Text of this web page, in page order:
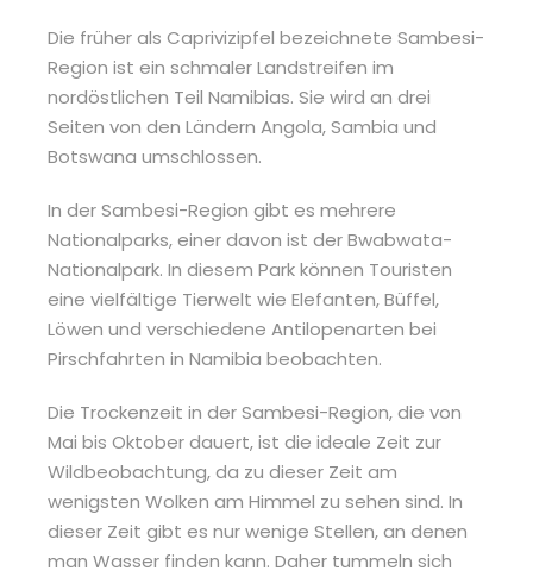
Die früher als Caprivizipfel bezeichnete Sambesi-
Region ist ein schmaler Landstreifen im
nordöstlichen Teil Namibias. Sie wird an drei
Seiten von den Ländern Angola, Sambia und
Botswana umschlossen.
In der Sambesi-Region gibt es mehrere
Nationalparks, einer davon ist der Bwabwata-
Nationalpark. In diesem Park können Touristen
eine vielfältige Tierwelt wie Elefanten, Büffel,
Löwen und verschiedene Antilopenarten bei
Pirschfahrten in Namibia beobachten.
Die Trockenzeit in der Sambesi-Region, die von
Mai bis Oktober dauert, ist die ideale Zeit zur
Wildbeobachtung, da zu dieser Zeit am
wenigsten Wolken am Himmel zu sehen sind. In
dieser Zeit gibt es nur wenige Stellen, an denen
man Wasser finden kann. Daher tummeln sich